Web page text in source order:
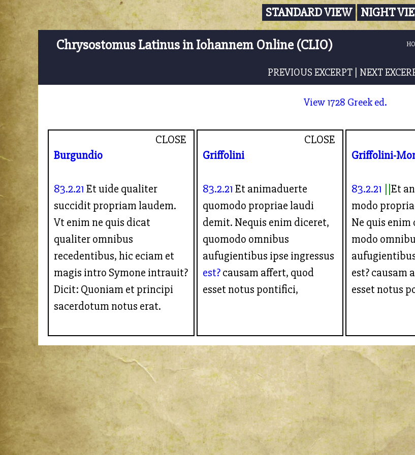
STANDARD VIEW NIGHT
Chrysostomus Latinus in Iohannem Online (CLIO)
PREVIOUS EXCERPT NEXT
View 1728 Greek ed.
CLOSE
Burgundio
83.2.21 Et uide qualiter
succidit propriam laudem.
Vt enim ne quis dicat
qualiter omnibus
recedentibus, hic eciam et
magis intro Symone intrauit?
Dicit: Quoniam et principi
sacerdotum notus erat.
CLOSE
Griffolini
83.2.21 Et animaduerte
quomodo propriae laudi
demit. Nequis enim diceret,
quomodo omnibus
aufugientibus ipse ingressus
est?causam affert, quod
esset notus pontifici,
Griffolini-
83.2.21
Et
modo
Ne quis enim
modo
est? causam
esset notus